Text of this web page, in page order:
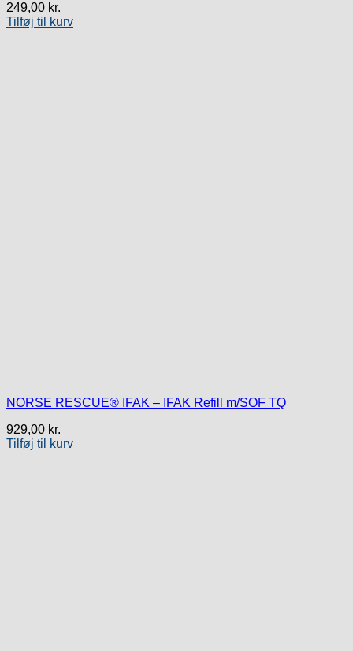
249,00 kr.
Tilføj til kurv
NORSE RESCUE® IFAK – IFAK Refill m/SOF TQ
929,00 kr.
Tilføj til kurv